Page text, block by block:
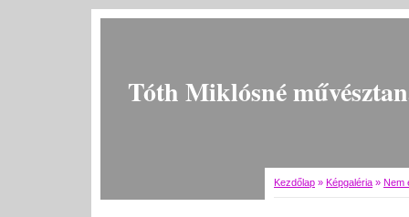
Tóth Miklósné
Kezdőlap » Képgaléria » Nem